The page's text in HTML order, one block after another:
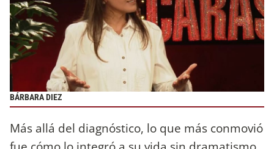
BÁRBARA DIEZ
Más allá del diagnóstico, lo que más conmovió